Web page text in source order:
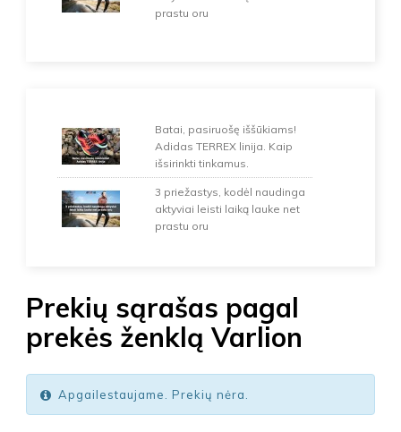
prastu oru
Batai, pasiruošę iššūkiams!
Adidas TERREX linija. Kaip
išsirinkti tinkamus.
3 priežastys, kodėl naudinga
aktyviai leisti laiką lauke net
prastu oru
Prekių sąrašas pagal
prekės ženklą Varlion
Apgailestaujame. Prekių nėra.